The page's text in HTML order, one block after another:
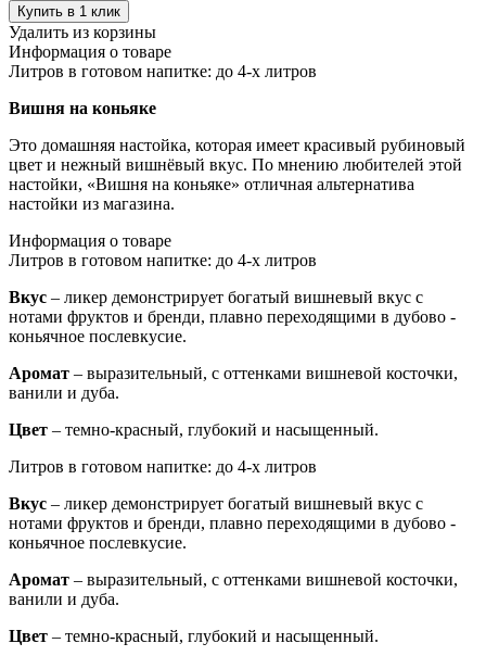
Купить в 1 клик
Удалить из корзины
Информация о товаре
Литров в готовом напитке: до 4-х литров
Вишня на коньяке
Это домашняя настойка, которая имеет красивый рубиновый
цвет и нежный вишнёвый вкус. По мнению любителей этой
настойки, «Вишня на коньяке» отличная альтернатива
настойки из магазина.
Информация о товаре
Литров в готовом напитке: до 4-х литров
Вкус – ликер демонстрирует богатый вишневый вкус с
нотами фруктов и бренди, плавно переходящими в дубово -
коньячное послевкусие.
Аромат – выразительный, с оттенками вишневой косточки,
ванили и дуба.
Цвет – темно-красный, глубокий и насыщенный.
Литров в готовом напитке: до 4-х литров
Вкус – ликер демонстрирует богатый вишневый вкус с
нотами фруктов и бренди, плавно переходящими в дубово -
коньячное послевкусие.
Аромат – выразительный, с оттенками вишневой косточки,
ванили и дуба.
Цвет – темно-красный, глубокий и насыщенный.